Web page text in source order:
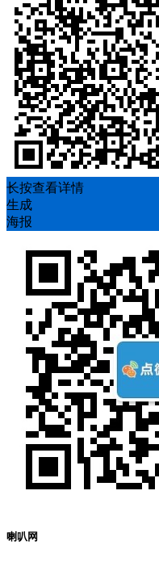
长按查看详情
生成
海报
喇叭网